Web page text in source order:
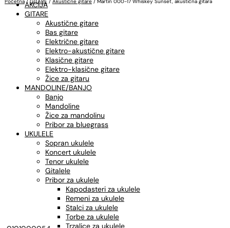
AKCIJA
GITARE
Akustične gitare
Bas gitare
Električne gitare
Elektro-akustične gitare
Klasične gitare
Elektro-klasične gitare
Žice za gitaru
MANDOLINE/BANJO
Banjo
Mandoline
Žice za mandolinu
Pribor za bluegrass
UKULELE
Sopran ukulele
Koncert ukulele
Tenor ukulele
Gitalele
Pribor za ukulele
Kapodasteri za ukulele
Remeni za ukulele
Stalci za ukulele
Torbe za ukulele
Trzalice za ukulele